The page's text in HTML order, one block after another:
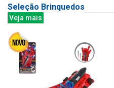
Seleção Brinquedos
Veja mais